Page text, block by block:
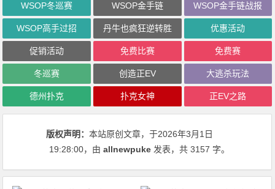
WSOP冬巡赛 WSOP金手链 WSOP金手链战报
WSOP高手过招 丹牛也疯狂逆转胜 优惠活动
促销活动 免费比赛 免费赛
冬巡赛 创造正EV 大逃杀玩法
德州扑克 扑克女神 正EV之路
版权声明：本站原创文章，于2026年3月1日
19:28:00，由allnewpuke 发表，共 3157 字。